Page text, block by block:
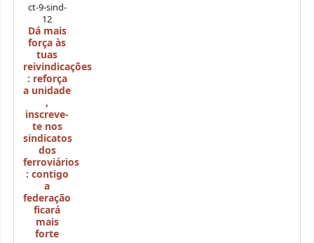
ct-9-sind-
12
Dá mais
força às
tuas
reivindicações
: reforça
a unidade
,
inscreve-
te nos
sindicatos
dos
ferroviários
: contigo
a
federação
ficará
mais
forte